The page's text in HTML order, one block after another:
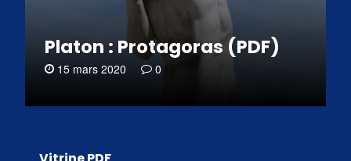
Platon : Protagoras (PDF)
15 mars 2020 0